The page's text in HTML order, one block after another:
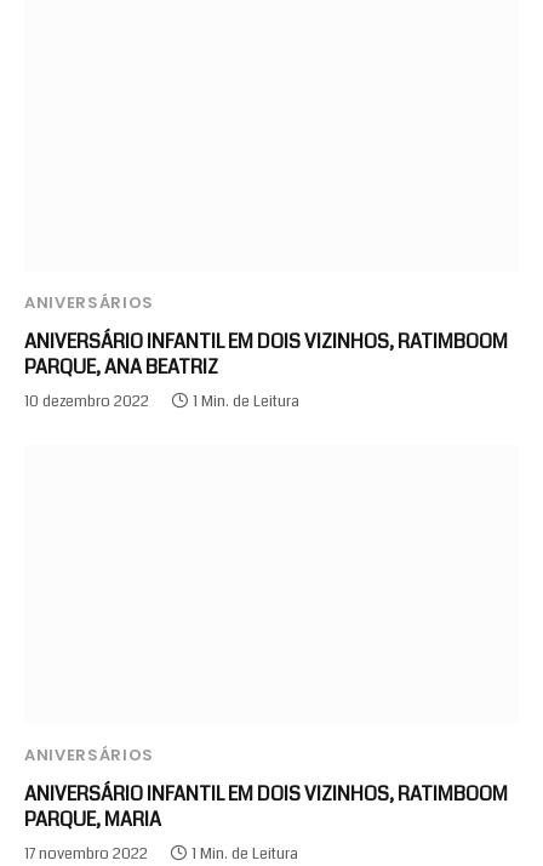
ANIVERSÁRIOS
ANIVERSÁRIO INFANTIL EM DOIS VIZINHOS, RATIMBOOM
PARQUE, ANA BEATRIZ
10 dezembro 2022 1 Min. de Leitura
ANIVERSÁRIOS
ANIVERSÁRIO INFANTIL EM DOIS VIZINHOS, RATIMBOOM
PARQUE, MARIA
17 novembro 2022 1 Min. de Leitura